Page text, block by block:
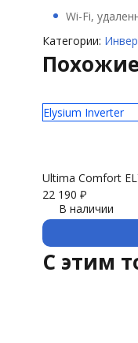
Wi-Fi,
Категории:
Elysium Inverter
Ultima Comfort
22 190 ₽
В наличии
C этим